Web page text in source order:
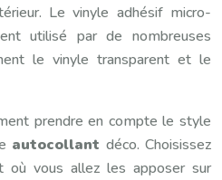
Le vinyle adhésif micro-
utilisé par de nombreuses
le vinyle transparent et le
prendre en compte le style
autocollant déco. Choisissez
où vous allez les apposer sur